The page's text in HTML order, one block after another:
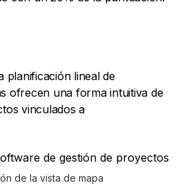
planificación lineal de
ofrecen una forma intuitiva de
vinculados a
de la vista de mapa